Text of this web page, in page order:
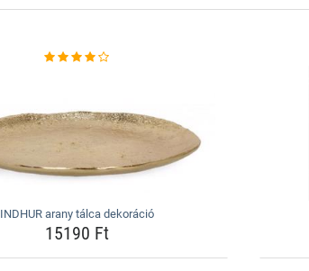
INDHUR arany tálca dekoráció
15190 Ft